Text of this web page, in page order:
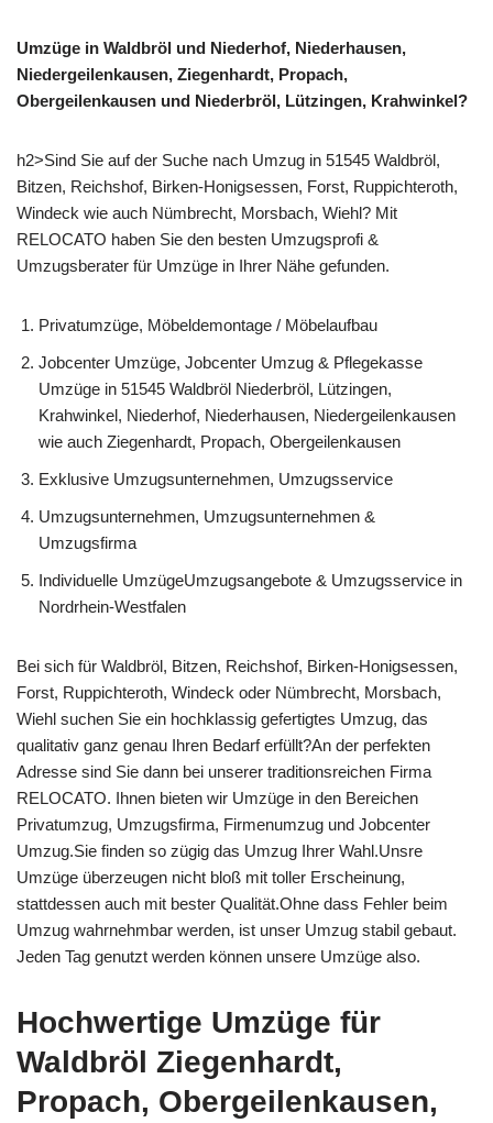
Umzüge in Waldbröl und Niederhof, Niederhausen,
Niedergeilenkausen, Ziegenhardt, Propach,
Obergeilenkausen und Niederbröl, Lützingen, Krahwinkel?
h2>Sind Sie auf der Suche nach Umzug in 51545 Waldbröl,
Bitzen, Reichshof, Birken-Honigsessen, Forst, Ruppichteroth,
Windeck wie auch Nümbrecht, Morsbach, Wiehl? Mit
RELOCATO haben Sie den besten Umzugsprofi &
Umzugsberater für Umzüge in Ihrer Nähe gefunden.
Privatumzüge, Möbeldemontage / Möbelaufbau
Jobcenter Umzüge, Jobcenter Umzug & Pflegekasse
Umzüge in 51545 Waldbröl Niederbröl, Lützingen,
Krahwinkel, Niederhof, Niederhausen, Niedergeilenkausen
wie auch Ziegenhardt, Propach, Obergeilenkausen
Exklusive Umzugsunternehmen, Umzugsservice
Umzugsunternehmen, Umzugsunternehmen &
Umzugsfirma
Individuelle UmzügeUmzugsangebote & Umzugsservice in
Nordrhein-Westfalen
Bei sich für Waldbröl, Bitzen, Reichshof, Birken-Honigsessen,
Forst, Ruppichteroth, Windeck oder Nümbrecht, Morsbach,
Wiehl suchen Sie ein hochklassig gefertigtes Umzug, das
qualitativ ganz genau Ihren Bedarf erfüllt?An der perfekten
Adresse sind Sie dann bei unserer traditionsreichen Firma
RELOCATO. Ihnen bieten wir Umzüge in den Bereichen
Privatumzug, Umzugsfirma, Firmenumzug und Jobcenter
Umzug.Sie finden so zügig das Umzug Ihrer Wahl.Unsre
Umzüge überzeugen nicht bloß mit toller Erscheinung,
stattdessen auch mit bester Qualität.Ohne dass Fehler beim
Umzug wahrnehmbar werden, ist unser Umzug stabil gebaut.
Jeden Tag genutzt werden können unsere Umzüge also.
Hochwertige Umzüge für
Waldbröl Ziegenhardt,
Propach, Obergeilenkausen,